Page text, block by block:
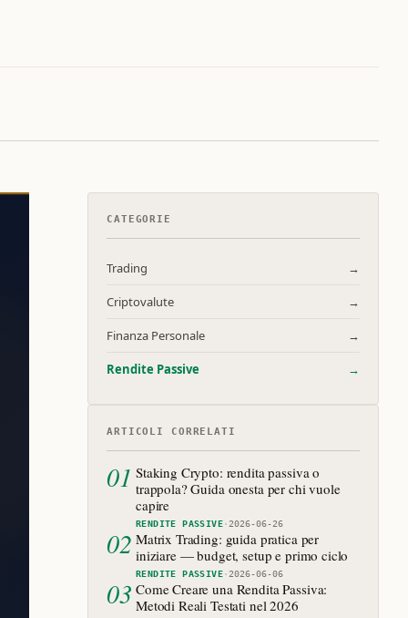
CATEGORIE
Trading →
Criptovalute →
Finanza Personale →
Rendite Passive →
ARTICOLI CORRELATI
01 Staking Crypto: rendita passiva o
trappola? Guida onesta per chi vuole
capire
RENDITE PASSIVE·2026-06-26
02 Matrix Trading: guida pratica per
iniziare — budget, setup e primo ciclo
RENDITE PASSIVE·2026-06-06
03 Come Creare una Rendita Passiva:
Metodi Reali Testati nel 2026